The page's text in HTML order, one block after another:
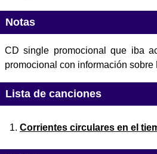
Notas
CD single promocional que iba
promocional con información sobre
Lista de canciones
Corrientes circulares en el